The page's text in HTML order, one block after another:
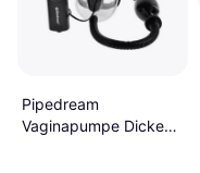
Pipedream
Vaginapumpe Dicke